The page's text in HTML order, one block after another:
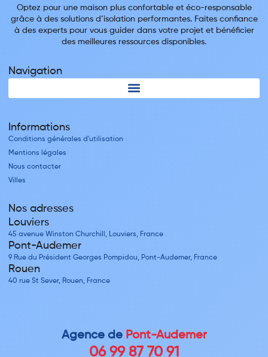
Optez pour une maison plus confortable et éco-responsable
grâce à des solutions d’isolation performantes. Faites confiance
à des experts pour vous guider dans votre projet et bénéficier
des meilleures ressources disponibles.
Navigation
Informations
Conditions générales d'utilisation
Mentions légales
Nous contacter
Villes
Nos adresses
Louviers
45 avenue Winston Churchill, Louviers, France
Pont-Audemer
9 Rue du Président Georges Pompidou, Pont-Audemer, France
Rouen
40 rue St Sever, Rouen, France
Agence de Pont-Audemer
06 99 87 70 91